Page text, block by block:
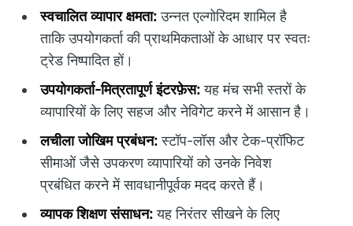
स्वचालित व्यापार क्षमता:उन्नत एल्गोरिदम शामिल है
ताकि उपयोगकर्ता की प्राथमिकताओं के आधार पर स्वतः
ट्रेड निष्पादित हों।
उपयोगकर्ता-मित्रतापूर्ण इंटरफ़ेस:यह मंच सभी स्तरों के
व्यापारियों के लिए सहज और नेविगेट करने में आसान है।
लचीला जोखिम प्रबंधन:स्टॉप-लॉस और टेक-प्रॉफिट
सीमाओं जैसे उपकरण व्यापारियों को उनके निवेश
प्रबंधित करने में सावधानीपूर्वक मदद करते हैं।
व्यापक शिक्षण संसाधन:यह निरंतर सीखने के लिए